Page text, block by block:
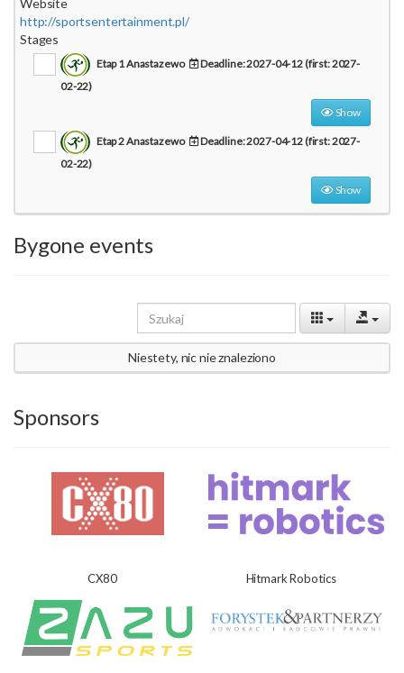
Website
http://sportsentertainment.pl/
Stages
Etap 1 Anastazewo
Deadline: 2027-04-12 (first: 2027-
02-22)
Show
Etap 2 Anastazewo
Deadline: 2027-04-12 (first: 2027-
02-22)
Show
Bygone events
Niestety, nic nie znaleziono
Sponsors
CX80 Hitmark Robotics